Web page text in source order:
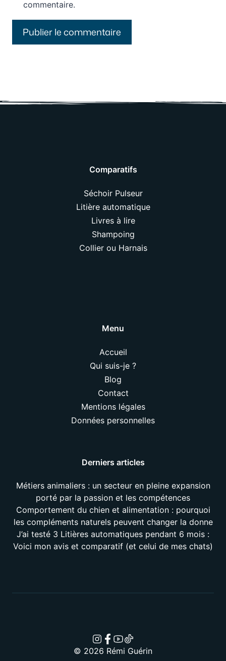
commentaire.
Comparatifs
Séchoir Pulseur
Litière automatique
Livres à lire
Shampoing
Collier ou Harnais
Menu
Accueil
Qui suis-je ?
Blog
Contact
Mentions légales
Données personnelles
Derniers articles
Métiers animaliers : un secteur en pleine expansion
porté par la passion et les compétences
Comportement du chien et alimentation : pourquoi
les compléments naturels peuvent changer la donne
J’ai testé 3 Litières automatiques pendant 6 mois :
Voici mon avis et comparatif (et celui de mes chats)
© 2026 Rémi Guérin